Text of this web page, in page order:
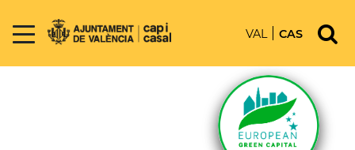
VAL CAS